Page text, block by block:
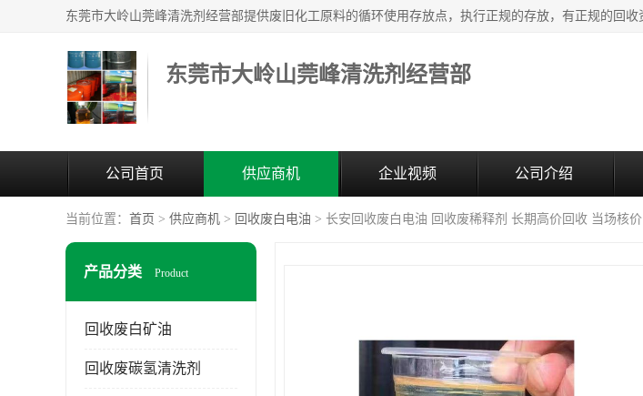
东莞市大岭山莞峰清洗剂经营部
公司首页 供应商机 企业视频 公司介绍
当前位置： 首页 > 供应商机 > 回收废白电油 > 长安回收废白电油 回收废稀释剂 长期高价回收 当场核价
产品分类 Product
回收废白矿油
回收废碳氢清洗剂